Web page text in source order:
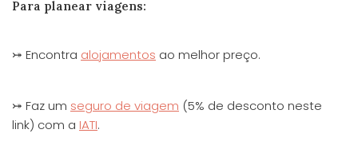
Para planear viagens:
⤖ Encontra alojamentos ao melhor preço.
⤖ Faz um seguro de viagem (5% de desconto neste
link) com a IATI.